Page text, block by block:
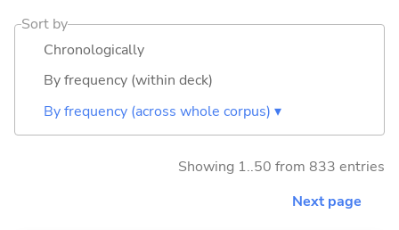
Sort by
Chronologically
By frequency (within deck)
By frequency (across whole corpus) ▾
Showing 1..50 from 833 entries
Next page